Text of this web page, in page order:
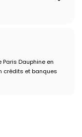
Dauphine en
crédits et banques